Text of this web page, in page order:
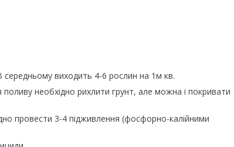
виходить 4-6 рослин на 1м кв.
необхідно рихлити грунт, але можна і покривати
провести 3-4 підживлення (фосфорно-калійними